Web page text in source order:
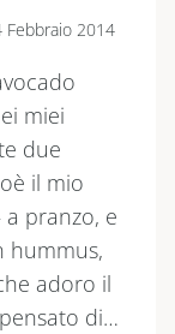
Febbraio 2014
miei
due
il mio
pranzo, e
hummus,
adoro il
di…